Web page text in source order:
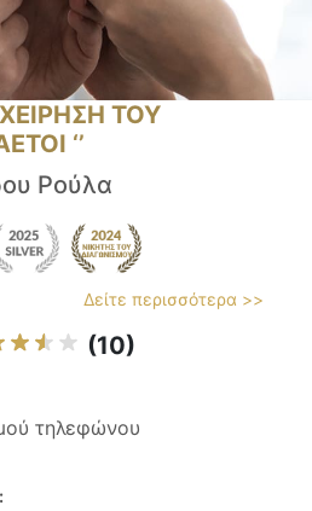
ΤΟΥ
‘’
Ρούλα
Δείτε περισσότερα >>
(10)
τηλεφώνου